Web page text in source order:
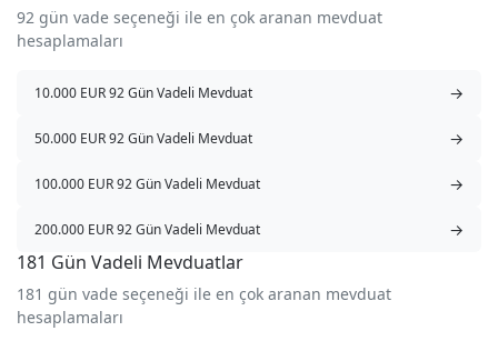
92 gün vade seçeneği ile en çok aranan mevduat
hesaplamaları
10.000 EUR 92 Gün Vadeli Mevduat →
50.000 EUR 92 Gün Vadeli Mevduat →
100.000 EUR 92 Gün Vadeli Mevduat →
200.000 EUR 92 Gün Vadeli Mevduat →
181 Gün Vadeli Mevduatlar
181 gün vade seçeneği ile en çok aranan mevduat
hesaplamaları